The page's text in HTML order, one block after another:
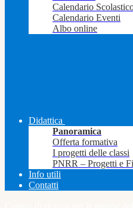
Calendario
Calendario Eventi
Albo online
Didattica
Panoramica
Offerta formativa
I progetti delle classi
PNRR – Progetti e
Info utili
Contatti